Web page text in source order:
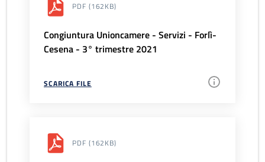
PDF (162KB)
Congiuntura Unioncamere - Servizi - Forlì-
Cesena - 3° trimestre 2021
SCARICA FILE
PDF (162KB)